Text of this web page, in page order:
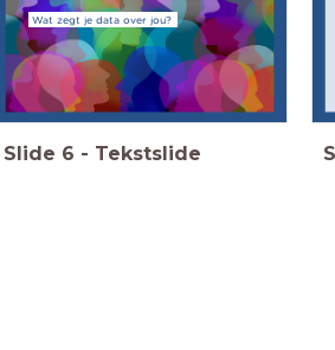
Wat zegt je data over jou?
Slide 6 - Tekstslide